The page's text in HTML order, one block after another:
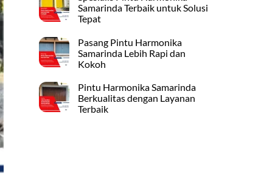
Samarinda Terbaik untuk Solusi
Tepat
Pasang Pintu Harmonika
Samarinda Lebih Rapi dan
Kokoh
Pintu Harmonika Samarinda
Berkualitas dengan Layanan
Terbaik